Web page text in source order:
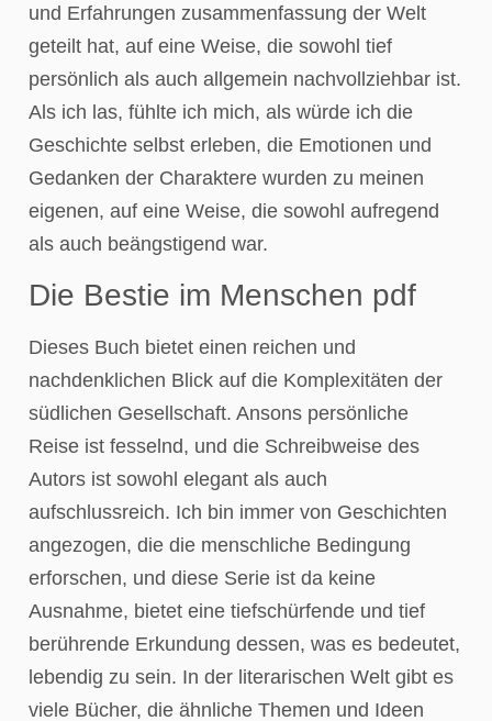
und Erfahrungen zusammenfassung der Welt
geteilt hat, auf eine Weise, die sowohl tief
persönlich als auch allgemein nachvollziehbar ist.
Als ich las, fühlte ich mich, als würde ich die
Geschichte selbst erleben, die Emotionen und
Gedanken der Charaktere wurden zu meinen
eigenen, auf eine Weise, die sowohl aufregend
als auch beängstigend war.
Die Bestie im Menschen pdf
Dieses Buch bietet einen reichen und
nachdenklichen Blick auf die Komplexitäten der
südlichen Gesellschaft. Ansons persönliche
Reise ist fesselnd, und die Schreibweise des
Autors ist sowohl elegant als auch
aufschlussreich. Ich bin immer von Geschichten
angezogen, die die menschliche Bedingung
erforschen, und diese Serie ist da keine
Ausnahme, bietet eine tiefschürfende und tief
berührende Erkundung dessen, was es bedeutet,
lebendig zu sein. In der literarischen Welt gibt es
viele Bücher, die ähnliche Themen und Ideen